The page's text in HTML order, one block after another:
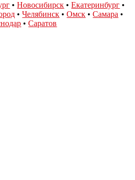
•Новосибирск •Екатеринбург •
•Челябинск •Омск •Самара •
•Саратов